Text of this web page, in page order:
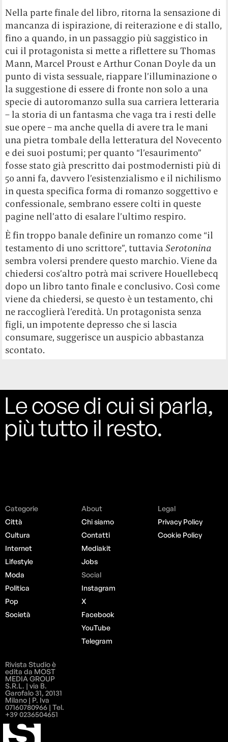
Nella parte finale del libro, ritorna la sensazione di
mancanza di ispirazione, di reiterazione e di stallo,
fino a quando, in un passaggio più saggistico in
cui il protagonista si mette a riflettere su Thomas
Mann, Marcel Proust e Arthur Conan Doyle da un
punto di vista sessuale, riappare l’illuminazione o
la suggestione di essere di fronte non solo a una
specie di autoromanzo sulla sua carriera letteraria
– la storia di un fantasma che vaga tra i resti delle
sue opere – ma anche quella di avere tra le mani
una pietra tombale della letteratura del Novecento
e dei suoi postumi; per quanto “l’esaurimento”
fosse stato già prescritto dai postmodernisti più di
50 anni fa, davvero l’esistenzialismo e il nichilismo
in questa specifica forma di romanzo soggettivo e
confessionale, sembrano essere colti in queste
pagine nell’atto di esalare l’ultimo respiro.
È fin troppo banale definire un romanzo come “il
testamento di uno scrittore”, tuttaviaSerotonina
sembra volersi prendere questo marchio. Viene da
chiedersi cos’altro potrà mai scrivere Houellebecq
dopo un libro tanto finale e conclusivo. Così come
viene da chiedersi, se questo è un testamento, chi
ne raccoglierà l’eredità. Un protagonista senza
figli, un impotente depresso che si lascia
consumare, suggerisce un auspicio abbastanza
scontato.
Le cose di cui si parla,
più tutto il resto.
Categorie
Città
Cultura
Internet
Lifestyle
Moda
Politica
Pop
Società
About
Chi siamo
Contatti
Mediakit
Jobs
Social
Instagram
X
Facebook
YouTube
Telegram
Legal
Privacy Policy
Cookie Policy
Rivista Studio è
edita da MOST
MEDIA GROUP
S.R.L. | via B.
Garofalo 31, 20131
Milano | P. Iva
07160780966 | Tel.
+39 0236504651